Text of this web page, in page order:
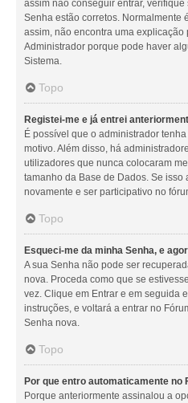
assim não conseguir entrar,
Senha estão corretos. Normalmente
assim, não encontra uma explicação
Administrador porque pode haver
Sistema.
Topo
Registei-me e já entrei
É possível que o administrador
motivo. Além disso, há
utilizadores que nunca colocaram
tamanho da Base de Dados. Se isso
novamente e ser participativo no
Topo
Esqueci-me da minha Senha, e
A sua Senha não pode ser
nova. Proceda como que se
vez. Clique em Entrar e em seguida
instruções, e voltará a entrar no
Senha nova.
Topo
Por que entro automaticamente no
Porque anteriormente assinalou a